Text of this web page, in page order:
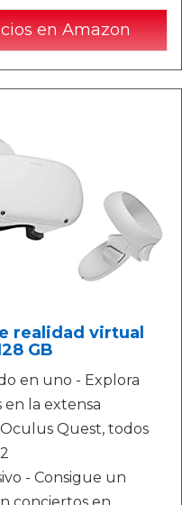
en Amazon
realidad virtual
GB
en uno - Explora
la extensa
Quest, todos
- Consigue un